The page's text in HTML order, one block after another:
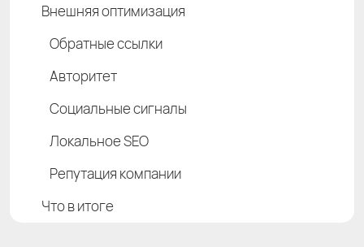
Внешняя оптимизация
Обратные ссылки
Авторитет
Социальные сигналы
Локальное SEO
Репутация компании
Что в итоге